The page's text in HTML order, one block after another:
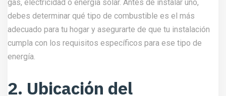
gas, electricidad o energía solar. Antes de instalar uno,
debes determinar qué tipo de combustible es el más
adecuado para tu hogar y asegurarte de que tu instalación
cumpla con los requisitos específicos para ese tipo de
energía.
2. Ubicación del